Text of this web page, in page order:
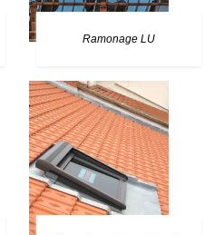
Ramonage LU